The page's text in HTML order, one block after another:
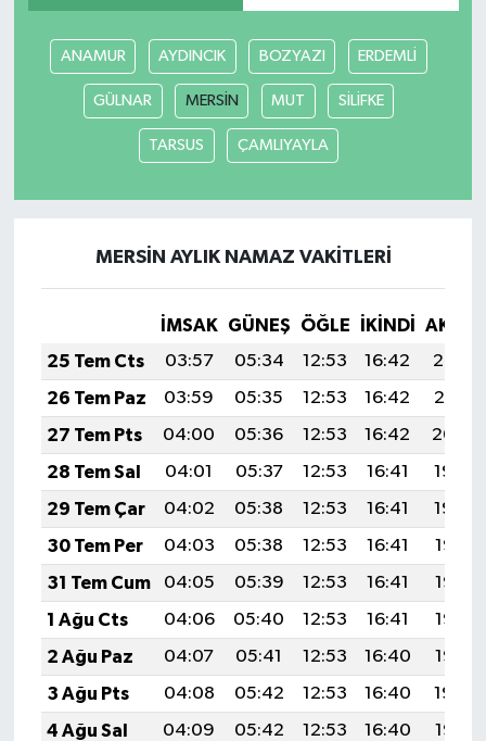
ANAMUR AYDINCIK BOZYAZI ERDEMLİ
GÜLNAR MERSİN MUT SİLİFKE
TARSUS ÇAMLIYAYLA
MERSİN AYLIK NAMAZ VAKITLERI
İMSAK GÜNEŞ ÖĞLE İKINDI
25 Tem Cts
03:57 05:34 12:53 16:42
20:02
26 Tem Paz
03:59 05:35 12:53 16:42
20:01
27 Tem Pts
04:00 05:36 12:53 16:42
20:00
28 Tem Sal
04:01 05:37 12:53 16:41
19:59
29 Tem Çar
04:02 05:38 12:53 16:41
19:59
30 Tem Per
04:03 05:38 12:53 16:41
19:58
31 Tem Cum
04:05 05:39 12:53 16:41
19:57
1 Ağu Cts
04:06 05:40 12:53 16:41
19:56
2 Ağu Paz
04:07 05:41 12:53 16:40
19:55
3 Ağu Pts
04:08 05:42 12:53 16:40
19:54
4 Ağu Sal
04:09 05:42 12:53 16:40
19:53